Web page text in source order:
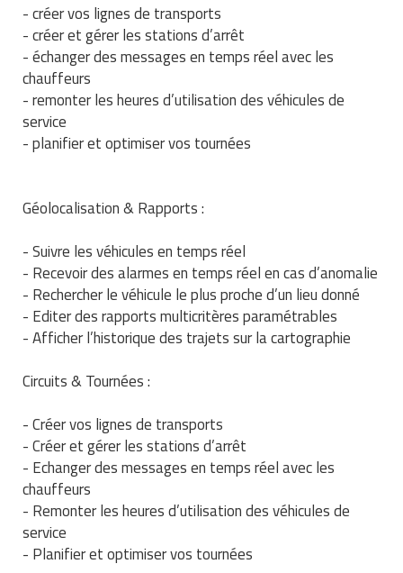
Ustensile cuisine professionnel
Vêtements personnalisés
Vitrines pour magasin
Traitement de l'air
Traitement des eaux
Trancheuse professionnelle
Transformateur électrique
Tuyau galvanisé
Tuyau renforcé
Ventilateurs et aération d'atelier
Tapis de bureau
Tapis et caillebotis
Traitement des surfaces
Traitement du linge
Equipements de football
Equipements de karting
Equipements pour patinage
Equipements pour roller
Equipements pour stade et terrain
sportif
Jeu gymnique
Loisirs
Matériel de fitness
Matériel de musculation
Vêtement sportif
Pétrin professionnel
Piano de cuisson
Plats et plateaux
Pompes à sauce
Réchaud professionnel
Réfrigérateur professionnel
Restauration foraine
Robinetterie professionnelle
Rôtisserie professionnelle
Sautause professionnelle
Table de cuisson professionnelle
Tables de préparation réfrigérées
- créer vos lignes de transports
- créer et gérer les stations d’arrêt
- échanger des messages en temps réel avec les
chauffeurs
- remonter les heures d’utilisation des véhicules de
service
- planifier et optimiser vos tournées
Géolocalisation & Rapports :
- Suivre les véhicules en temps réel
- Recevoir des alarmes en temps réel en cas d’anomalie
- Rechercher le véhicule le plus proche d’un lieu donné
- Editer des rapports multicritères paramétrables
- Afficher l’historique des trajets sur la cartographie
Circuits & Tournées :
- Créer vos lignes de transports
- Créer et gérer les stations d’arrêt
- Echanger des messages en temps réel avec les
chauffeurs
- Remonter les heures d’utilisation des véhicules de
service
- Planifier et optimiser vos tournées